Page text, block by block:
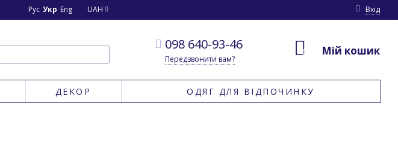
Вхід
Рус Укр Eng UAH
098 640-93-46
Передзвонити вам?
0 Мій кошик
ДЕКОР ОДЯГ ДЛЯ ВІДПОЧИНКУ